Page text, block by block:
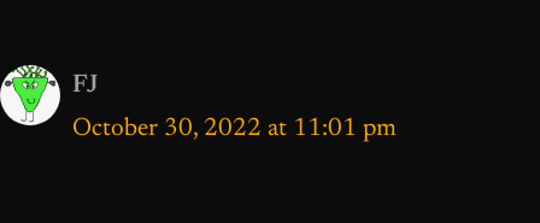
FJ
October 30, 2022 at 11:01 pm